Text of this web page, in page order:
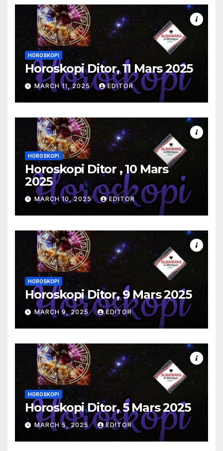
HOROSKOPI
Horoskopi Ditor, 11 Mars 2025
MARCH 11, 2025 EDITOR
HOROSKOPI
Horoskopi Ditor , 10 Mars
2025
MARCH 10, 2025 EDITOR
HOROSKOPI
Horoskopi Ditor, 9 Mars 2025
MARCH 9, 2025 EDITOR
HOROSKOPI
Horoskopi Ditor, 5 Mars 2025
MARCH 5, 2025 EDITOR